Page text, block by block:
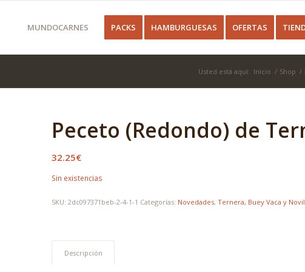
MUNDOCARNES PACKS HAMBURGUESAS OFERTAS
Usted está aquí: Inicio / Shop /
Peceto (Redondo) de
32.25€
Sin existencias
SKU:2dc097371beb-2-4-1-1 Categorías: Novedades,Ternera, Buey Vaca y
Descripción